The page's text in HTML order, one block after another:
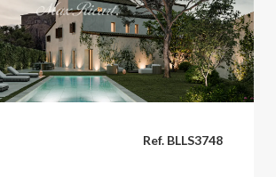
Ref. BLLS3748